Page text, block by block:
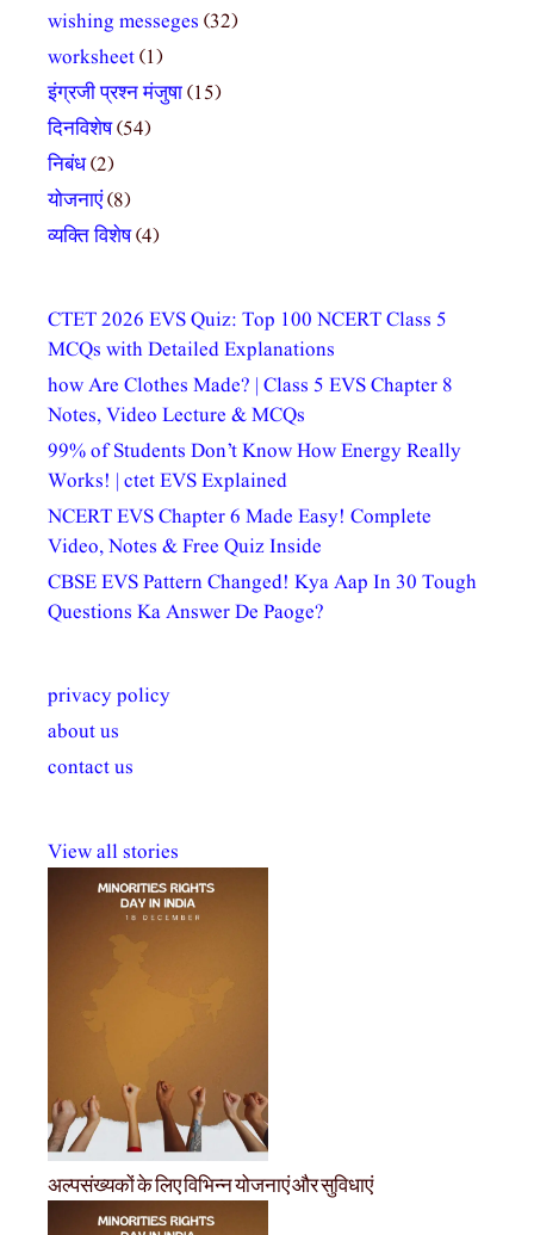
wishing messeges (32)
worksheet(1)
इंग्रजी प्रश्न मंजुषा(15)
दिनविशेष(54)
निबंध(2)
योजनाएं(8)
व्यक्ति विशेष(4)
CTET 2026 EVS Quiz: Top 100 NCERT Class 5
MCQs with Detailed Explanations
how Are Clothes Made? | Class 5 EVS Chapter 8
Notes, Video Lecture & MCQs
99% of Students Don’t Know How Energy Really
Works! | ctet EVS Explained
NCERT EVS Chapter 6 Made Easy! Complete
Video, Notes & Free Quiz Inside
CBSE EVS Pattern Changed! Kya Aap In 30 Tough
Questions Ka Answer De Paoge?
privacy policy
about us
contact us
View all stories
अल्पसंख्यकों के लिए विभिन्न योजनाएं और सुविधाएं